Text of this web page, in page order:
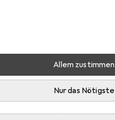
Allem zustimmen
Nur das Nötigste
Lumparland Zubehör